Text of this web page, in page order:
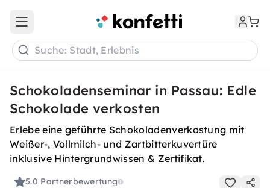
Open main menu
Suche: Stadt, Erlebnis
Schokoladenseminar in Passau: Edle
Schokolade verkosten
Erlebe eine geführte Schokoladenverkostung mit
Weißer-, Vollmilch- und Zartbitterkuvertüre
inklusive Hintergrundwissen & Zertifikat.
5.0 Partnerbewertung